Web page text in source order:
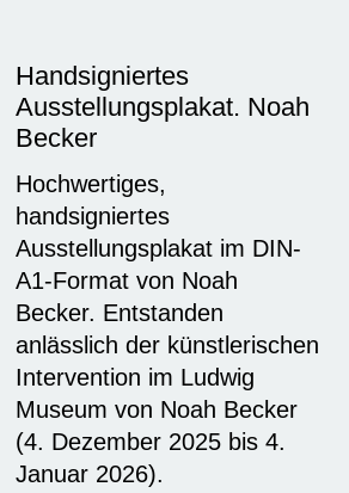
Handsigniertes
Ausstellungsplakat. Noah
Becker
Hochwertiges,
handsigniertes
Ausstellungsplakat im DIN-
A1-Format von Noah
Becker. Entstanden
anlässlich der künstlerischen
Intervention im Ludwig
Museum von Noah Becker
(4. Dezember 2025 bis 4.
Januar 2026).